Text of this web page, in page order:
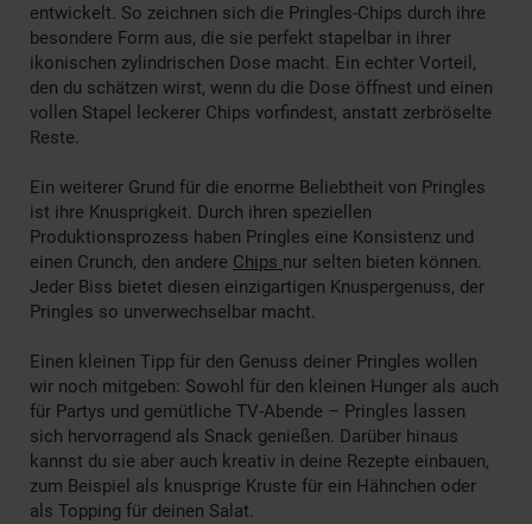
entwickelt. So zeichnen sich die Pringles-Chips durch ihre
besondere Form aus, die sie perfekt stapelbar in ihrer
ikonischen zylindrischen Dose macht. Ein echter Vorteil,
den du schätzen wirst, wenn du die Dose öffnest und einen
vollen Stapel leckerer Chips vorfindest, anstatt zerbröselte
Reste.
Ein weiterer Grund für die enorme Beliebtheit von Pringles
ist ihre Knusprigkeit. Durch ihren speziellen
Produktionsprozess haben Pringles eine Konsistenz und
einen Crunch, den andere Chips nur selten bieten können.
Jeder Biss bietet diesen einzigartigen Knuspergenuss, der
Pringles so unverwechselbar macht.
Einen kleinen Tipp für den Genuss deiner Pringles wollen
wir noch mitgeben: Sowohl für den kleinen Hunger als auch
für Partys und gemütliche TV-Abende – Pringles lassen
sich hervorragend als Snack genießen. Darüber hinaus
kannst du sie aber auch kreativ in deine Rezepte einbauen,
zum Beispiel als knusprige Kruste für ein Hähnchen oder
als Topping für deinen Salat.